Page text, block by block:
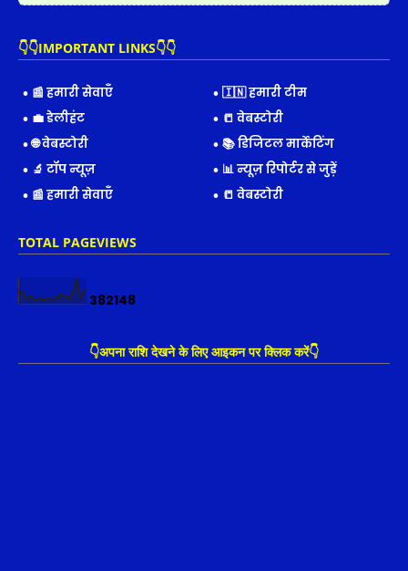
👇👇IMPORTANT LINKS👇👇
📰 हमारी सेवाएँ
🇮🇳 हमारी टीम
💼 डेलीहंट
📒 वेबस्टोरी
🌐 वेबस्टोरी
📚 डिजिटल मार्केटिंग
🔬 टॉप न्यूज़
📊 न्यूज़ रिपोर्टर से जुड़ें
📰 हमारी सेवाएँ
📒 वेबस्टोरी
TOTAL PAGEVIEWS
382148
👇अपना राशि देखने के लिए आइकन पर क्लिक करें👇